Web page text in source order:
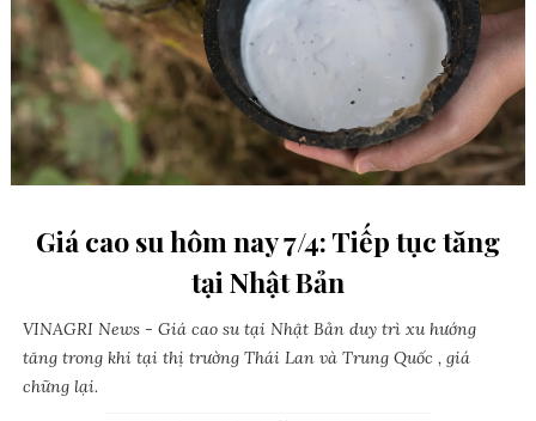
Giá cao su hôm nay 7/4: Tiếp tục tăng
tại Nhật Bản
VINAGRI News - Giá cao su tại Nhật Bản duy trì xu hướng
tăng trong khi tại thị trường Thái Lan và Trung Quốc , giá
chững lại.